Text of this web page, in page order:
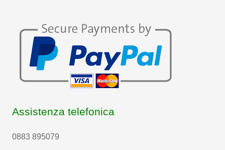
Assistenza telefonica
0883 895079